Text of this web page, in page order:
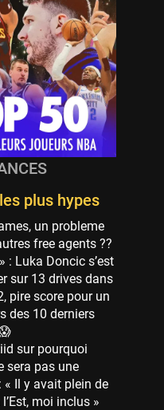
State Warriors
Nuggets
Sixers
Bucks
City Thunder
Suns
plus hypes
un probleme
free agents ??
: Luka Doncic s’est
sur 13 drives dans
pire score pour un
des 10 derniers
sur pourquoi
sera pas une
« Il y avait plein de
moi inclus »